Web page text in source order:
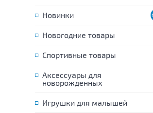
Новинки
Новогодние товары
Спортивные товары
Аксессуары для
новорожденных
Игрушки для малышей